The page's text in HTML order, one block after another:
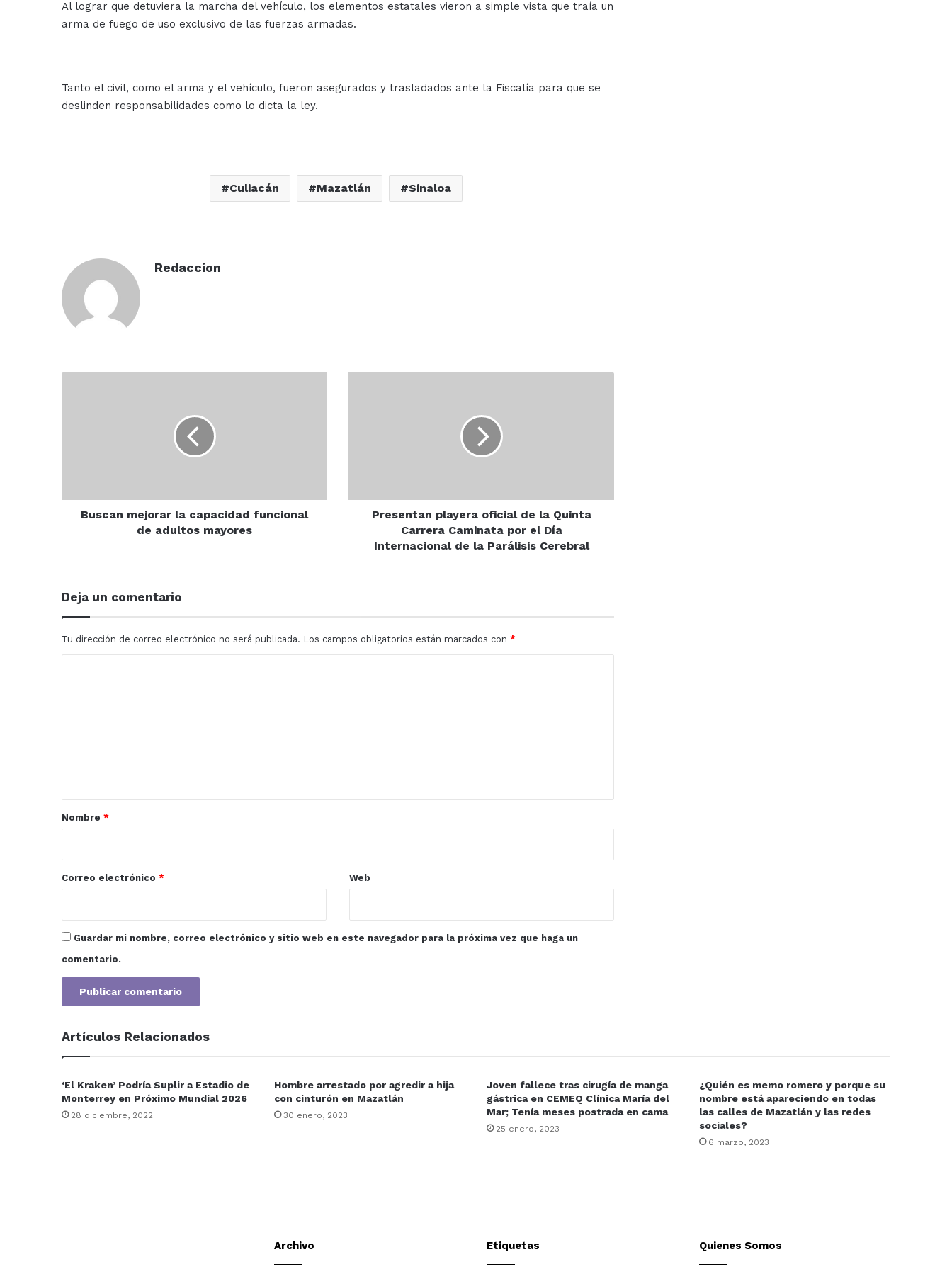
Al lograr que detuviera la marcha del vehículo, los elementos estatales vieron a simple vista que traía un
arma de fuego de uso exclusivo de las fuerzas armadas.
Tanto el civil, como el arma y el vehículo, fueron asegurados y trasladados ante la Fiscalía para que se
deslinden responsabilidades como lo dicta la ley.
Culiacán Mazatlán Sinaloa
Redaccion
Buscan mejorar la capacidad funcional
de adultos mayores
por
Internacional
Presentan playera oficial de la Quinta
Carrera Caminata por el Día
Internacional de la Parálisis Cerebral
Deja un comentario
Tu dirección de correo electrónico no será publicada. Los campos obligatorios están marcados con *
r
*
Nombre *
Correo electrónico * Web
Guardar mi nombre, correo electrónico y sitio web en este navegador para la próxima vez que haga un
comentario.
Artículos Relacionados
‘El Kraken’ Podría Suplir a Estadio de
Monterrey en Próximo Mundial 2026
28 diciembre, 2022
Hombre arrestado por agredir a hija
con cinturón en Mazatlán
30 enero, 2023
Joven fallece tras cirugía de manga
gástrica en CEMEQ Clínica María del
Mar; Tenía meses postrada en cama
25 enero, 2023
¿Quién es memo romero y porque su
nombre está apareciendo en todas
las calles de Mazatlán y las redes
sociales?
6 marzo, 2023
Archivo Etiquetas Quienes Somos